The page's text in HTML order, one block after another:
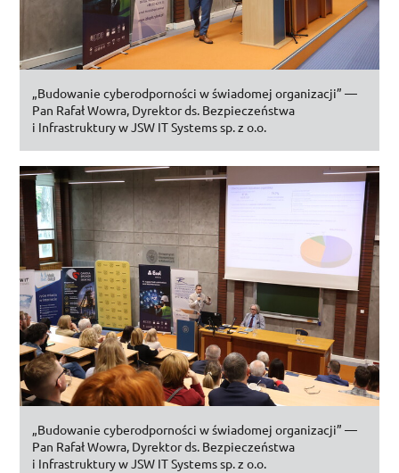
„Budowanie cyberodporności w świadomej organizacji” —
Pan Rafał Wowra, Dyrektords. Bezpieczeństwa
i Infrastruktury wJSW ITSystemssp. z o.o.
„Budowanie cyberodporności w świadomej organizacji” —
Pan Rafał Wowra, Dyrektords. Bezpieczeństwa
i Infrastruktury wJSW ITSystemssp. z o.o.